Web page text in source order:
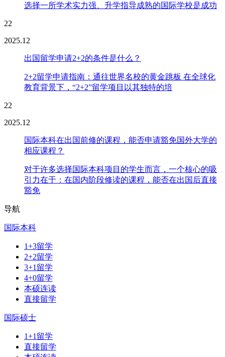
选择一所学术实力强、升学指导成熟的国际学校是成功
22
2025.12
出国留学申请2+2的条件是什么？
2+2留学申请指南：通往世界名校的黄金跳板 在全球化
教育背景下，“2+2”留学项目以其独特的培
22
2025.12
国际本科在出国前修的课程，能否申请豁免国外大学的
相应课程？
对于许多选择国际本科项目的学生而言，一个核心的吸
引力在于：在国内阶段修读的课程，能否在出国后直接
豁免
导航
国际本科
1+3留学
2+2留学
3+1留学
4+0留学
本硕连读
直接留学
国际硕士
1+1留学
直接留学